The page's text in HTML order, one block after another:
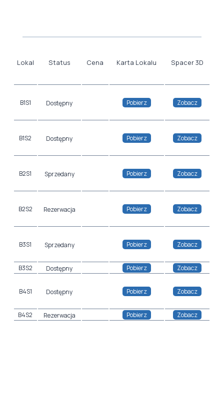
Lokal Status Cena Karta Lokalu Spacer 3D
B1S1 Dostępny Pobierz Zobacz
B1S2 Dostępny Pobierz Zobacz
B2S1 Sprzedany Pobierz Zobacz
B2S2 Rezerwacja Pobierz Zobacz
B3S1 Sprzedany Pobierz Zobacz
B3S2 Dostępny Pobierz Zobacz
B4S1 Dostępny Pobierz Zobacz
B4S2 Rezerwacja Pobierz Zobacz